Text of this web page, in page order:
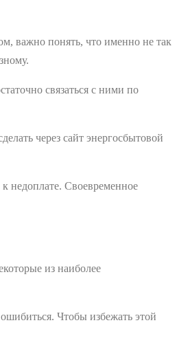
важно понять, что именно не так
связаться с ними по
через сайт энергосбытовой
недоплате. Своевременное
из наиболее
Чтобы избежать этой